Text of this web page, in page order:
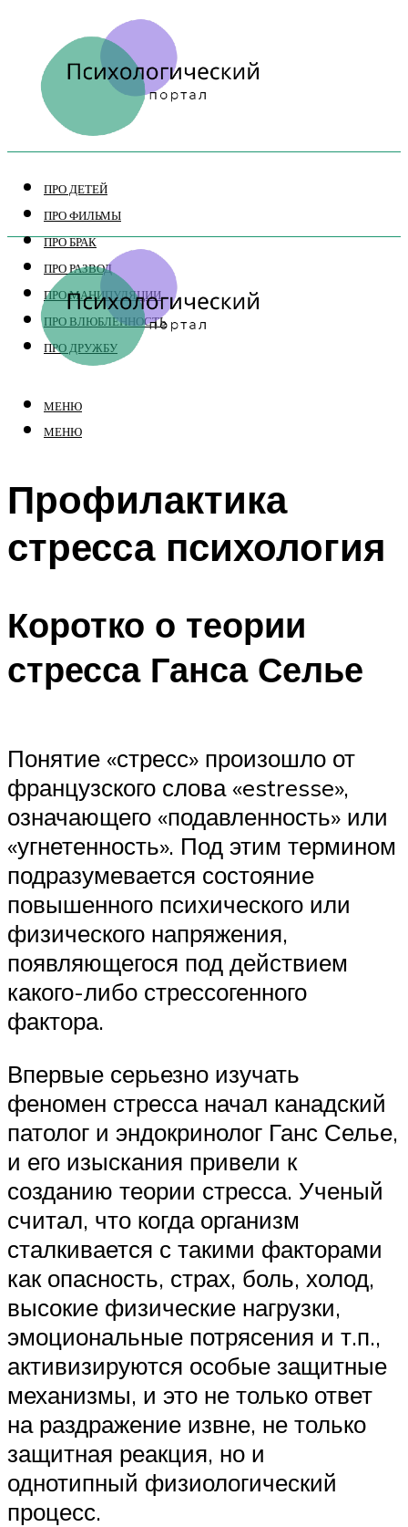
ПРО ДЕТЕЙ
ПРО ФИЛЬМЫ
ПРО БРАК
ПРО РАЗВОД
ПРО МАНИПУЛЯЦИИ
ПРО ВЛЮБЛЕННОСТЬ
ПРО ДРУЖБУ
МЕНЮ
МЕНЮ
Профилактика
стресса психология
Коротко о теории
стресса Ганса Селье
Понятие «стресс» произошло от
французского слова «estresse»,
означающего «подавленность» или
«угнетенность». Под этим термином
подразумевается состояние
повышенного психического или
физического напряжения,
появляющегося под действием
какого-либо стрессогенного
фактора.
Впервые серьезно изучать
феномен стресса начал канадский
патолог и эндокринолог Ганс Селье,
и его изыскания привели к
созданию теории стресса. Ученый
считал, что когда организм
сталкивается с такими факторами
как опасность, страх, боль, холод,
высокие физические нагрузки,
эмоциональные потрясения и т.п.,
активизируются особые защитные
механизмы, и это не только ответ
на раздражение извне, не только
защитная реакция, но и
однотипный физиологический
процесс.